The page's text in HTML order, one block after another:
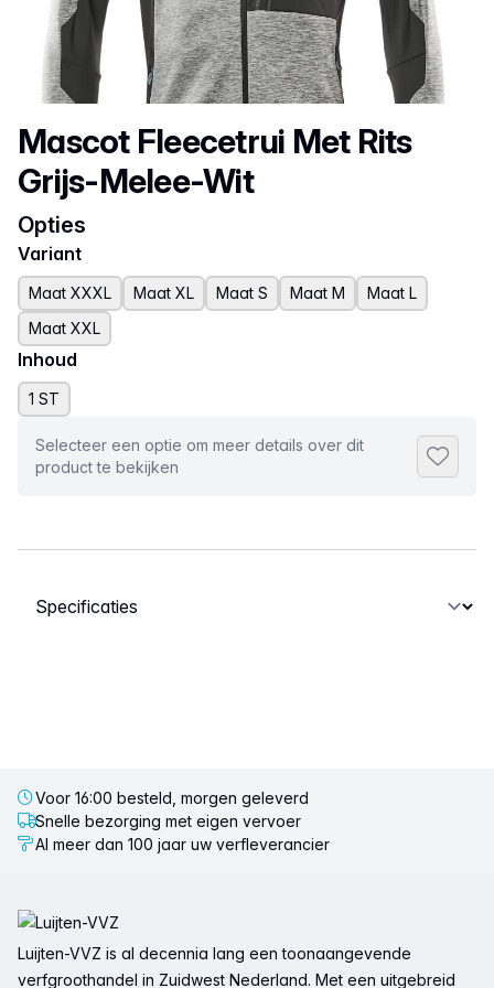
Productnaam
Mascot Fleecetrui Met Rits
Grijs-Melee-Wit
Opties
Variant
Maat XXXL Maat XL Maat S Maat M
Maat L
Maat XXL
Inhoud
1 ST
Selecteer een optie om meer details over dit
product te bekijken
Selecteer een tabblad
Voor 16:00 besteld, morgen geleverd
Snelle bezorging met eigen vervoer
Al meer dan 100 jaar uw verfleverancier
Luijten-VVZ is al decennia lang een toonaangevende
verfgroothandel in Zuidwest Nederland. Met een uitgebreid